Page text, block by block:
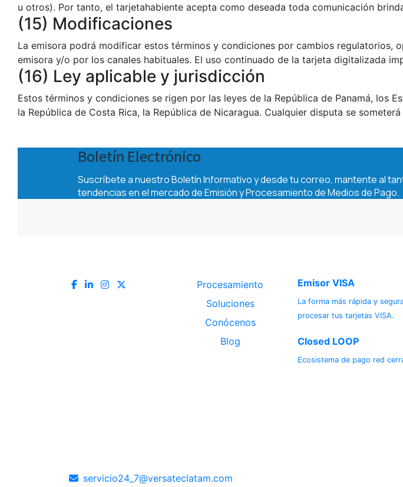
u otros). Por tanto, el tarjetahabiente acepta como deseada toda comunicación
(15) Modificaciones
La emisora podrá modificar estos términos y condiciones por cambios regulatorios,
emisora y/o por los canales habituales. El uso continuado de la tarjeta digitalizada
(16) Ley aplicable y jurisdicción
Estos términos y condiciones se rigen por las leyes de la República de Panamá, los
la República de Costa Rica, la República de Nicaragua. Cualquier disputa se
Procesamiento
Soluciones
Conócenos
Blog
Emisor VISA
La forma más rápida y
procesar tus tarjetas VISA.
Closed LOOP
Ecosistema de pago red
servicio24_7@versateclatam.com